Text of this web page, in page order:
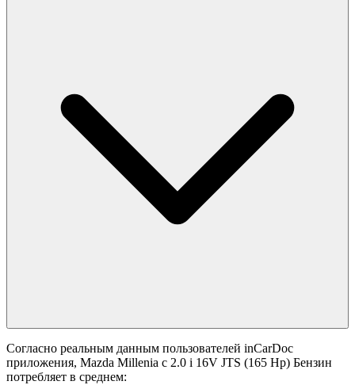
Согласно реальным данным пользователей inCarDoc
приложения, Mazda Millenia с 2.0 i 16V JTS (165 Hp) Бензин
потребляет в среднем: